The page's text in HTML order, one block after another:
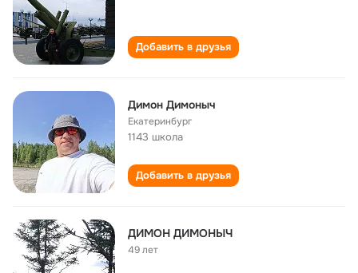
Добавить в друзья
Димон Димоныч
Екатеринбург
1143 школа
Добавить в друзья
ДИМОН ДИМОНЫЧ
49 лет